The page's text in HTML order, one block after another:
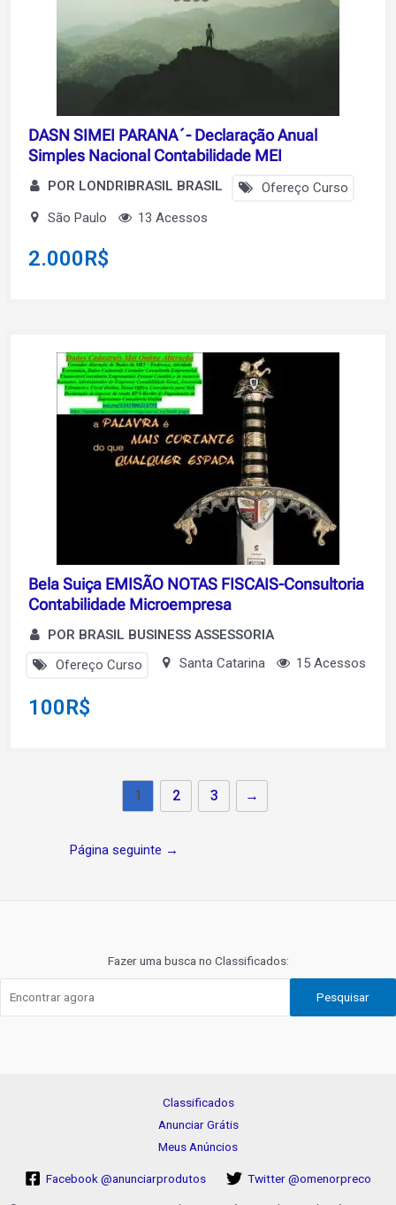
DASN SIMEI PARANA´- Declaração Anual
Simples Nacional Contabilidade MEI
POR LONDRIBRASIL BRASIL
Ofereço Curso
São Paulo
13 Acessos
2.000R$
Bela Suiça EMISÃO NOTAS FISCAIS-Consultoria
Contabilidade Microempresa
POR BRASIL BUSINESS ASSESSORIA
Ofereço Curso
Santa Catarina 15 Acessos
100R$
1 2 3 →
Navegação
Página seguinte →
Fazer uma busca no Classificados:
Pesquisar
Classificados
Anunciar Grátis
Meus Anúncios
Facebook @anunciarprodutos Twitter @omenorpreco